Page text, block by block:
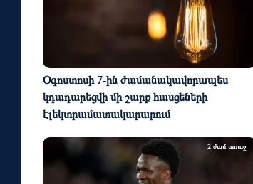
Օգոստոսի 7-ին ժամանակավորապես
կդադարեցվի մի շարք հասցեների
էլեկտրամատակարարում
2 ժամ առաջ